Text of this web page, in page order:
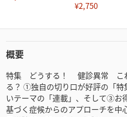
¥2,750
概要
特集 どうする！ 健診異常 これ
る？ ①独自の切り口が好評の「
いテーマの「連載」、そして③
基づく症候からのアプローチを中